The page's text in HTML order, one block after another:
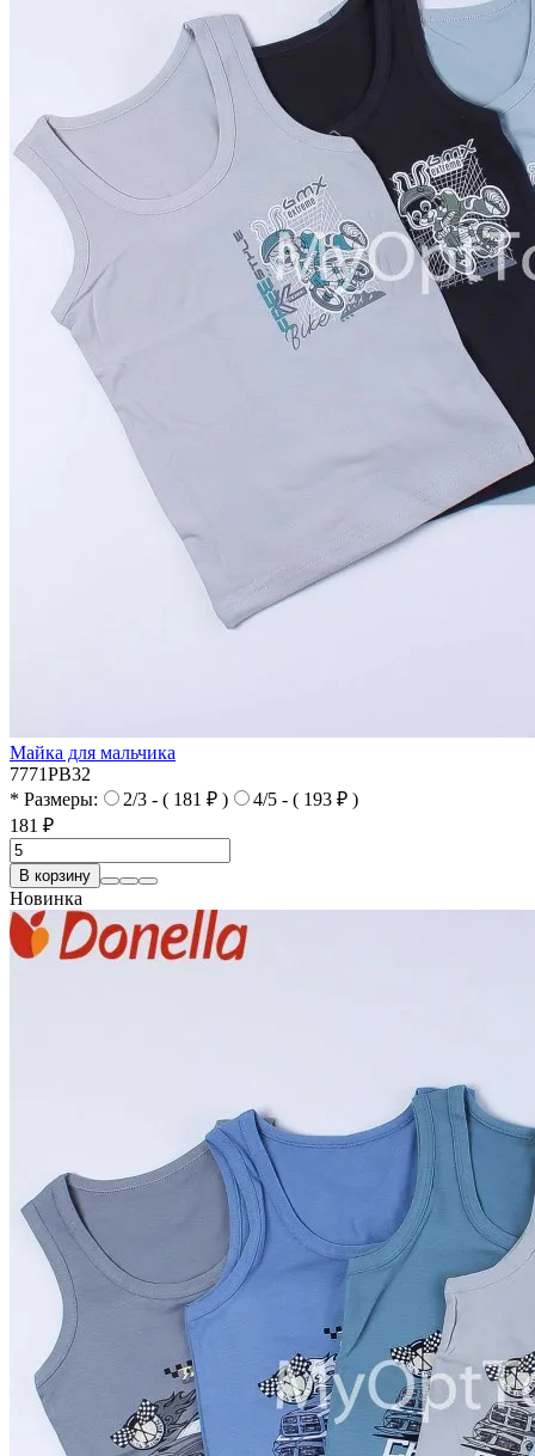
Майка для мальчика
7771PB32
* Размеры:
2/3 - ( 181 ₽ )
4/5 - ( 193 ₽ )
181 ₽
В корзину
Новинка